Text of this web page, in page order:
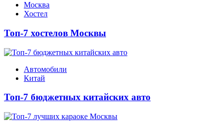
Москва
Хостел
Топ-7 хостелов Москвы
Автомобили
Китай
Топ-7 бюджетных китайских авто